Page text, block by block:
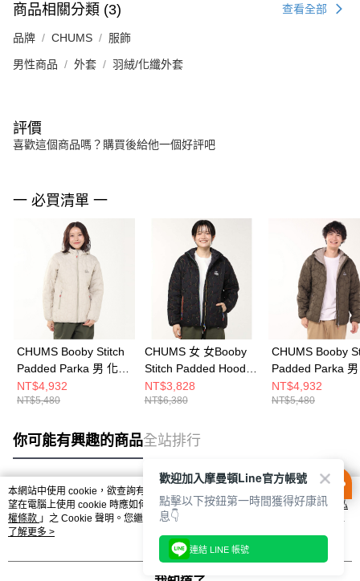
商品相關分類 (3) 查看全部
品牌 CHUMS 服飾
男性商品 外套 羽絨/化纖外套
評價
喜歡這個商品嗎？購買後給他一個好評吧
一 必買清單 一
CHUMS Booby Stitch
Padded Parka 男 化纖
外套 米灰色
CH041468G057
NT$4,932
NT$5,480
CHUMS 女 女Booby
Stitch Padded Hoodie
化纖外套
CH141443K042
NT$3,828
NT$6,380
CHUMS Booby
Padded Parka
外套 橄欖綠
CH041468M032
NT$4,932
NT$5,480
你可能有興趣的商品全站排行
熱門標籤
本網站中使用 cookie，欲查詢有關本網站使用 cookie 方式之詳情，及若您不希
望在電腦上使用 cookie 時應如何變更電腦的 cookie 設定，請參閱本網站「
隱私
權條款 」之 Cookie 聲明。您繼續使用本網站即表示您同意本公司得按本網站使
用條款之 Cookie 聲明使用 cookie。
了解更多 >
歡迎加入摩曼頓Line官方帳號
點擊以下按鈕第一時間獲得好康訊
息👇
連結 LINE 帳號